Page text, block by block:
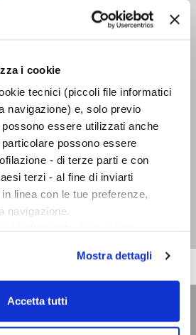
i cookie
tecnici (piccoli file informatici
navigazione) e, solo previo
possono essere utilizzati anche
possono essere
- di terze parti e con
terzi - al fine di inviarti
linea con le tue preferenze,
navigazione.
ti invitiamo a prendere visione
.
la “X” prosegui la
“Accetta tutti” presti
Mostra dettagli
Accetta tutti